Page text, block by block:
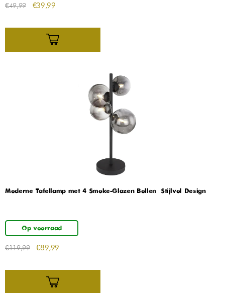
€49,99 €39,99
Moderne Tafellamp met 4 Smoke-Glazen Bollen – Stijlvol Design
Op voorraad
€119,99 €89,99